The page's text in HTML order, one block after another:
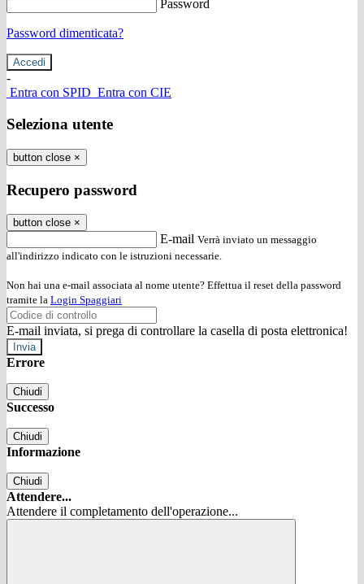
Password
Password dimenticata?
-
Entra con SPID Entra con CIE
Seleziona utente
button close ×
Recupero password
button close ×
E-mail Verrà inviato un messaggio
all'indirizzo indicato con le istruzioni necessarie.
Non hai una e-mail associata al nome utente? Effettua il reset della password
tramite la Login Spaggiari
E-mail inviata, si prega di controllare la casella di posta elettronica!
Errore
Chiudi
Successo
Chiudi
Informazione
Chiudi
Attendere...
Attendere il completamento dell'operazione...